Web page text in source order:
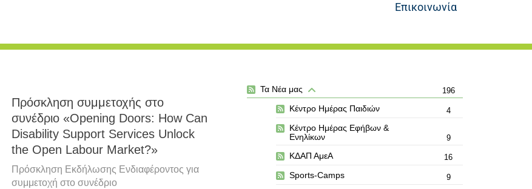
Επικοινωνία
Πρόσκληση συμμετοχής στο
συνέδριο «Opening Doors: How Can
Disability Support Services Unlock
the Open Labour Market?»
Πρόσκληση Εκδήλωσης Ενδιαφέροντος για
συμμετοχή στο συνέδριο
Τα Νέα μας 196
Κέντρο Ημέρας Παιδιών 4
Κέντρο Ημέρας Εφήβων &
Ενηλίκων
9
ΚΔΑΠ ΑμεΑ 16
Sports-Camps 9